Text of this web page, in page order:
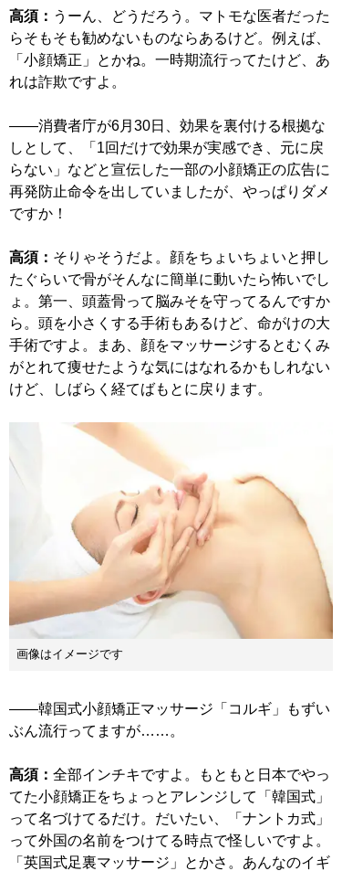
高須： うーん、どうだろう。マトモな医者だった
らそもそも勧めないものならあるけど。例えば、
「小顔矯正」とかね。一時期流行ってたけど、あ
れは詐欺ですよ。
――消費者庁が6月30日、効果を裏付ける根拠な
しとして、「1回だけで効果が実感でき、元に戻
らない」などと宣伝した一部の小顔矯正の広告に
再発防止命令を出していましたが、やっぱりダメ
ですか！
高須： そりゃそうだよ。顔をちょいちょいと押し
たぐらいで骨がそんなに簡単に動いたら怖いでし
ょ。第一、頭蓋骨って脳みそを守ってるんですか
ら。頭を小さくする手術もあるけど、命がけの大
手術ですよ。まあ、顔をマッサージするとむくみ
がとれて痩せたような気にはなれるかもしれない
けど、しばらく経てばもとに戻ります。
画像はイメージです
――韓国式小顔矯正マッサージ「コルギ」もずい
ぶん流行ってますが……。
高須： 全部インチキですよ。もともと日本でやっ
てた小顔矯正をちょっとアレンジして「韓国式」
って名づけてるだけ。だいたい、「ナントカ式」
って外国の名前をつけてる時点で怪しいですよ。
「英国式足裏マッサージ」とかさ。あんなのイギ